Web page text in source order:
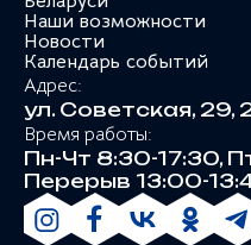
Наши возможности
Новости
Календарь событий
Адрес:
ул. Советская, 29,
Время работы:
Пн-Чт 8:30-17:30,
Перерыв 13:00-